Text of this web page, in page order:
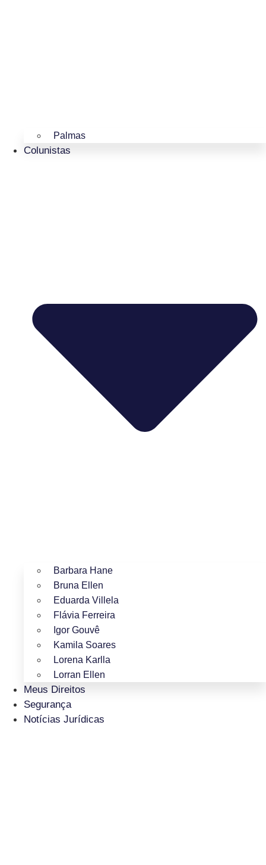
Palmas
Colunistas
Barbara Hane
Bruna Ellen
Eduarda Villela
Flávia Ferreira
Igor Gouvê
Kamila Soares
Lorena Karlla
Lorran Ellen
Meus Direitos
Segurança
Notícias Jurídicas